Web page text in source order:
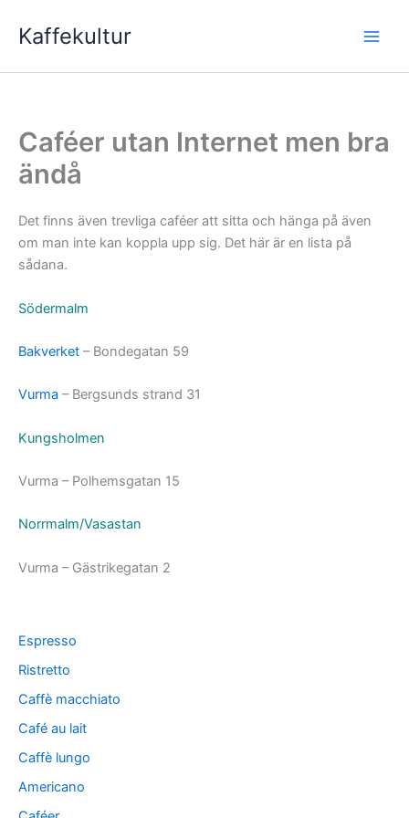
Kaffekultur
Caféer utan Internet men bra
ändå
Det finns även trevliga caféer att sitta och hänga på även
om man inte kan koppla upp sig. Det här är en lista på
sådana.
Södermalm
Bakverket – Bondegatan 59
Vurma – Bergsunds strand 31
Kungsholmen
Vurma – Polhemsgatan 15
Norrmalm/Vasastan
Vurma – Gästrikegatan 2
Espresso
Ristretto
Caffè macchiato
Café au lait
Caffè lungo
Americano